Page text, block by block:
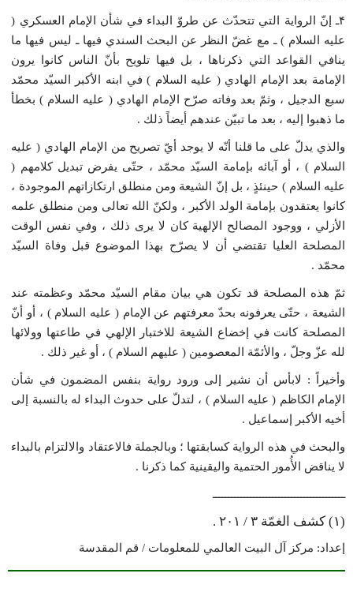
۴ـ إنّ الرواية التي تتحدّث عن طروّ البداء في شأن الإمام العسكري (
عليه السلام ) ـ مع غضّ النظر عن البحث السندي فيها ـ ليس فيها ما
ينافي القواعد التي ذكرناها ، بل فيها تلويح بأنّ الناس كانوا يرون
الإمامة بعد الإمام الهادي ( عليه السلام ) في ابنه الأكبر السيّد محمّد
سبع الدجيل ، وثمّ بعد وفاته صرّح الإمام الهادي ( عليه السلام ) بخطأ
ما ذهبوا إليه ، بعد ما تبيّن عندهم أيضاً ذلك .
والذي يدلّ على ما قلنا أنّه لا يوجد أيّ تصريح من الإمام الهادي ( عليه
السلام ) ، أو آبائه بإمامة السيّد محمّد ، حتّى يفرض تبديل كلامهم (
عليه السلام ) حينئذٍ ، بل إنّ الشيعة ومن منطلق ارتكازاتهم الموجودة ،
كانوا يعتقدون بإمامة الولد الأكبر ، ولكنّ الله تعالى ومن منطلق علمه
الأزلي ، ووجود المصالح الإلهية كان لا يرى ذلك ، وفي نفس الوقت
المصلحة العليا تقتضي أن لا يصرّح بهذا الموضوع قبل وفاة السيّد
محمّد .
ثمّ هذه المصلحة قد تكون هي بيان مقام السيّد محمّد وعظمته عند
الشيعة ، حتّى يعرفونه بحدّ معرفتهم عن الإمام ( عليه السلام ) ، أو أنّ
المصلحة كانت في إخضاع الشيعة للاختبار الإلهي في طاعتها وولائها
لله عزّ وجلّ ، والأئمّة المعصومين ( عليهم السلام ) ، أو غير ذلك .
وأخيراً : لابأس أن نشير إلى ورود رواية بنفس المضمون في شأن
الإمام الكاظم ( عليه السلام ) ، لتدلّ على حدوث البداء له بالنسبة إلى
أخيه الأكبر إسماعيل .
والبحث في هذه الرواية كسابقتها ؛ وبالجملة فالاعتقاد والالتزام بالبداء
لا يناقض الأُمور الحتمية واليقينية كما ذكرنا .
ــــــــــــــــــــــــــــــــــــــــــ
(۱) كشف الغمّة ۳ / ۲۰۱ .
إعداد: مركز آل البيت العالمي للمعلومات / قم المقدسة